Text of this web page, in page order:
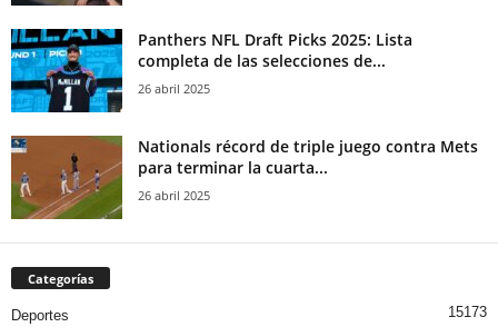
Panthers NFL Draft Picks 2025: Lista
completa de las selecciones de...
26 abril 2025
Nationals récord de triple juego contra Mets
para terminar la cuarta...
26 abril 2025
Categorías
Deportes 15173